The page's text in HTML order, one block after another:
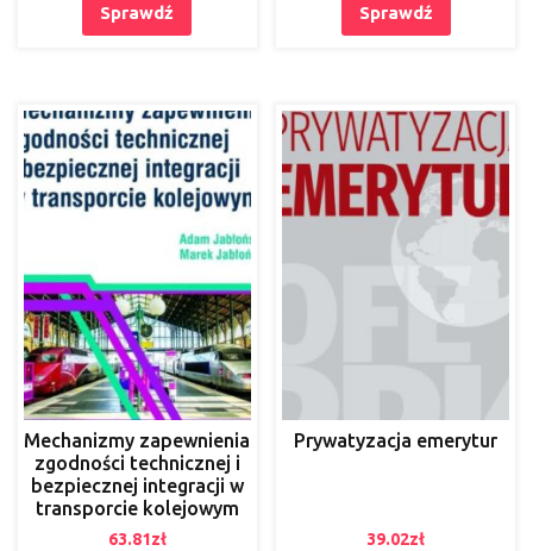
Sprawdź Sprawdź
Mechanizmy zapewnienia
zgodności technicznej i
bezpiecznej integracji w
transporcie kolejowym
63.81zł
Prywatyzacja emerytur
39.02zł